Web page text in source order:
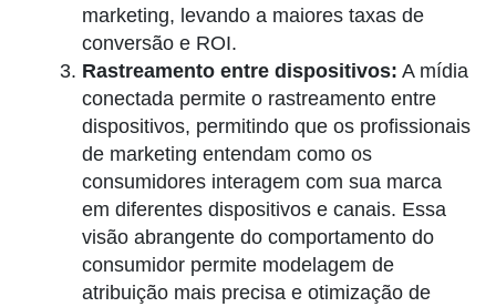
marketing, levando a maiores taxas de
conversão e ROI.
Rastreamento entre dispositivos: A mídia
conectada permite o rastreamento entre
dispositivos, permitindo que os profissionais
de marketing entendam como os
consumidores interagem com sua marca
em diferentes dispositivos e canais. Essa
visão abrangente do comportamento do
consumidor permite modelagem de
atribuição mais precisa e otimização de